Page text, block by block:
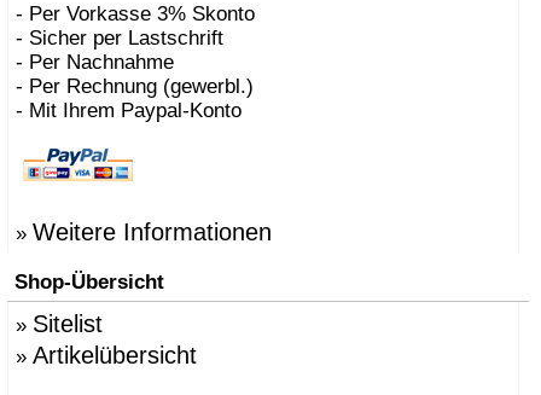
- Per Vorkasse 3% Skonto
- Sicher per Lastschrift
- Per Nachnahme
- Per Rechnung (gewerbl.)
- Mit Ihrem Paypal-Konto
» Weitere Informationen
Shop-Übersicht
» Sitelist
» Artikelübersicht